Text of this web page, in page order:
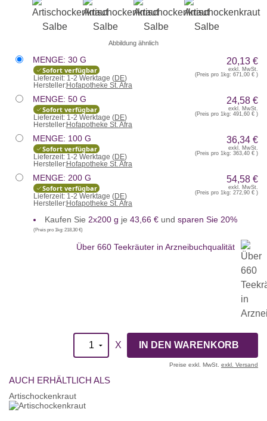
Abbildung ähnlich
MENGE: 30 G
Sofort verfügbar
Lieferzeit: 1-2 Werktage (DE)
Hersteller:Hofapotheke St. Afra
20,13 €
exkl. MwSt.
(Preis pro 1kg: 671,00 €)
MENGE: 50 G
Sofort verfügbar
Lieferzeit: 1-2 Werktage (DE)
Hersteller:Hofapotheke St. Afra
24,58 €
exkl. MwSt.
(Preis pro 1kg: 491,60 €)
MENGE: 100 G
Sofort verfügbar
Lieferzeit: 1-2 Werktage (DE)
Hersteller:Hofapotheke St. Afra
36,34 €
exkl. MwSt.
(Preis pro 1kg: 363,40 €)
MENGE: 200 G
Sofort verfügbar
Lieferzeit: 1-2 Werktage (DE)
Hersteller:Hofapotheke St. Afra
54,58 €
exkl. MwSt.
(Preis pro 1kg: 272,90 €)
Kaufen Sie 2x200 g je 43,66 € und sparen Sie 20%
(Preis pro 1kg: 218,30 €)
Über 660 Teekräuter in Arzneibuchqualität
X
Preise exkl. MwSt. exkl. Versand
AUCH ERHÄLTLICH ALS
Artischockenkraut